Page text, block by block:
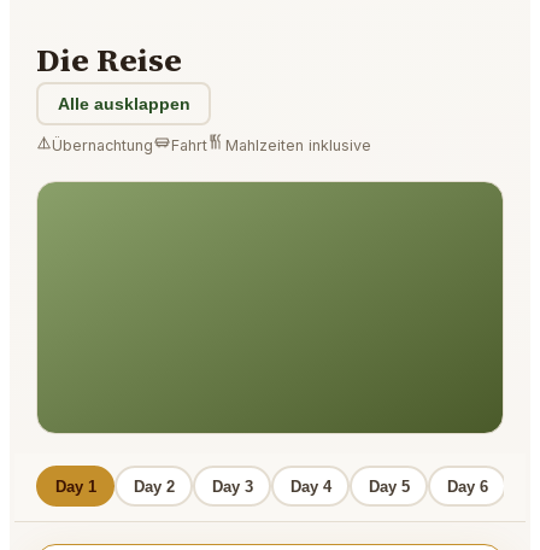
Die Reise
Alle ausklappen
Übernachtung Fahrt Mahlzeiten inklusive
Day 1 Day 2 Day 3 Day 4 Day 5 Day 6